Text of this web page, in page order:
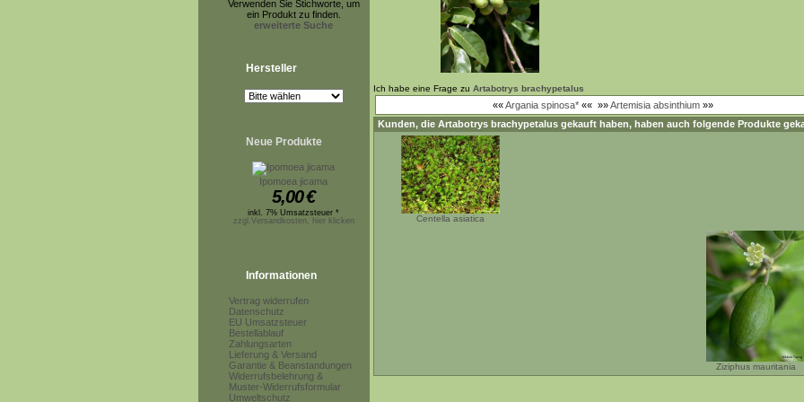
Verwenden Sie Stichworte, um
ein Produkt zu finden.
erweiterte Suche
Hersteller
Neue Produkte
Ipomoea jicama
5,00€
inkl. 7% Umsatzsteuer *
zzgl.Versandkosten, hier klicken
Informationen
Vertrag widerrufen
Datenschutz
EU Umsatzsteuer
Bestellablauf
Zahlungsarten
Lieferung & Versand
Garantie & Beanstandungen
Widerrufsbelehrung &
Muster-Widerrufsformular
Umweltschutz
Ich habe eine Frage zu Artabotrys brachypetalus
««Argania spinosa* «« »»Artemisia absinthium »»
Kunden, die Artabotrys brachypetalus gekauft haben, haben auch folgende Produkte
Centella asiatica
Ziziphus mauritania